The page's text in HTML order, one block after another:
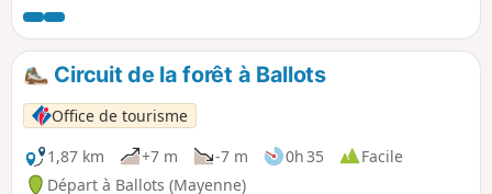
Verte Laval-Renazé. Au plan d'eau du
Mûrier, (départ et arrivée du circuit),
vous disposez de quelques bancs et de
tables de pique-nique. De nombreux
jeux pour enfants sont également
disponibles ainsi que des jeux d'eau (en
juillet et en août).
Circuit de la forêt à Ballots
Office de tourisme
1,87 km
+7 m -7 m 0h 35
Facile
Départ à Ballots (Mayenne)